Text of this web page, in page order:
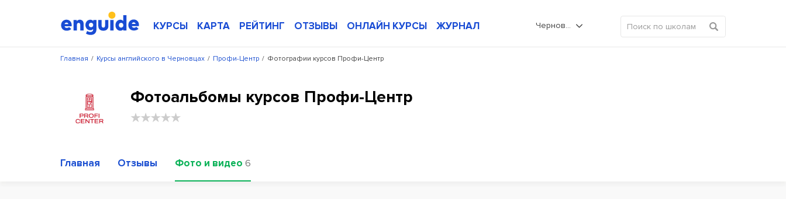
КУРСЫ КАРТА РЕЙТИНГ ОТЗЫВЫ ОНЛАЙН КУРСЫ ЖУРНАЛ Черновцы
/
Главная /
Курсы английского в Черновцах /
Профи-Центр Фотографии курсов Профи-Центр
Фотоальбомы курсов Профи-Центр
Главная Отзывы Фото и видео 6